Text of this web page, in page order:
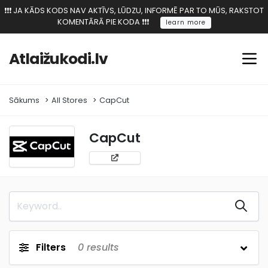
❗️❗️❗️ JA KĀDS KODS NAV AKTĪVS, LŪDZU, INFORMĒ PAR TO MŪS, RAKSTOT
KOMENTĀRĀ PIE KODA ❗️❗️❗️
learn more
Atlaižukodi.lv
Sākums All Stores CapCut
CapCut
Filters 0 results